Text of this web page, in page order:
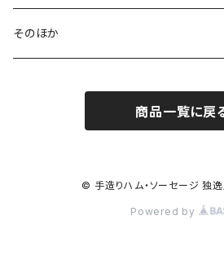
そのほか
商品一覧に戻
© 手造りハム・ソーセージ 独逸
Powered by